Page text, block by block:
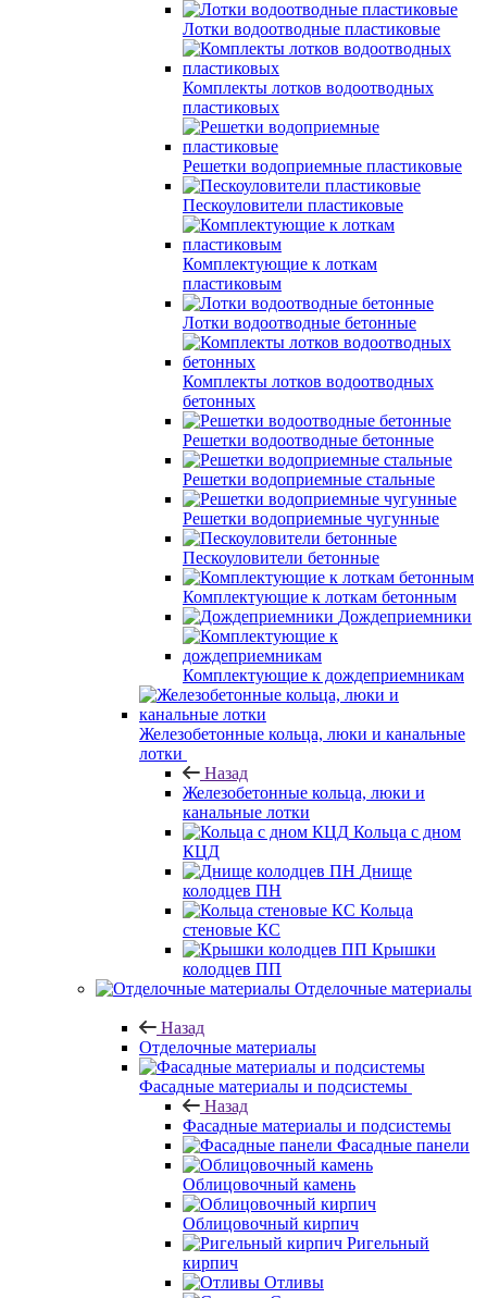
Лотки водоотводные пластиковые
Комплекты лотков водоотводных
пластиковых
Решетки водоприемные пластиковые
Пескоуловители пластиковые
Комплектующие к лоткам
пластиковым
Лотки водоотводные бетонные
Комплекты лотков водоотводных
бетонных
Решетки водоотводные бетонные
Решетки водоприемные стальные
Решетки водоприемные чугунные
Пескоуловители бетонные
Комплектующие к лоткам бетонным
Дождеприемники
Комплектующие к дождеприемникам
Железобетонные кольца, люки и канальные
лотки
Назад
Железобетонные кольца, люки и
канальные лотки
Кольца с дном
КЦД
Днище
колодцев ПН
Кольца
стеновые КС
Крышки
колодцев ПП
Отделочные материалы
Назад
Отделочные материалы
Фасадные материалы и подсистемы
Назад
Фасадные материалы и подсистемы
Фасадные панели
Облицовочный камень
Облицовочный кирпич
Ригельный
кирпич
Отливы